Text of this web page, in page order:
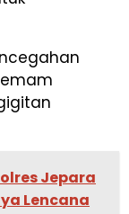
Jepara
Lencana